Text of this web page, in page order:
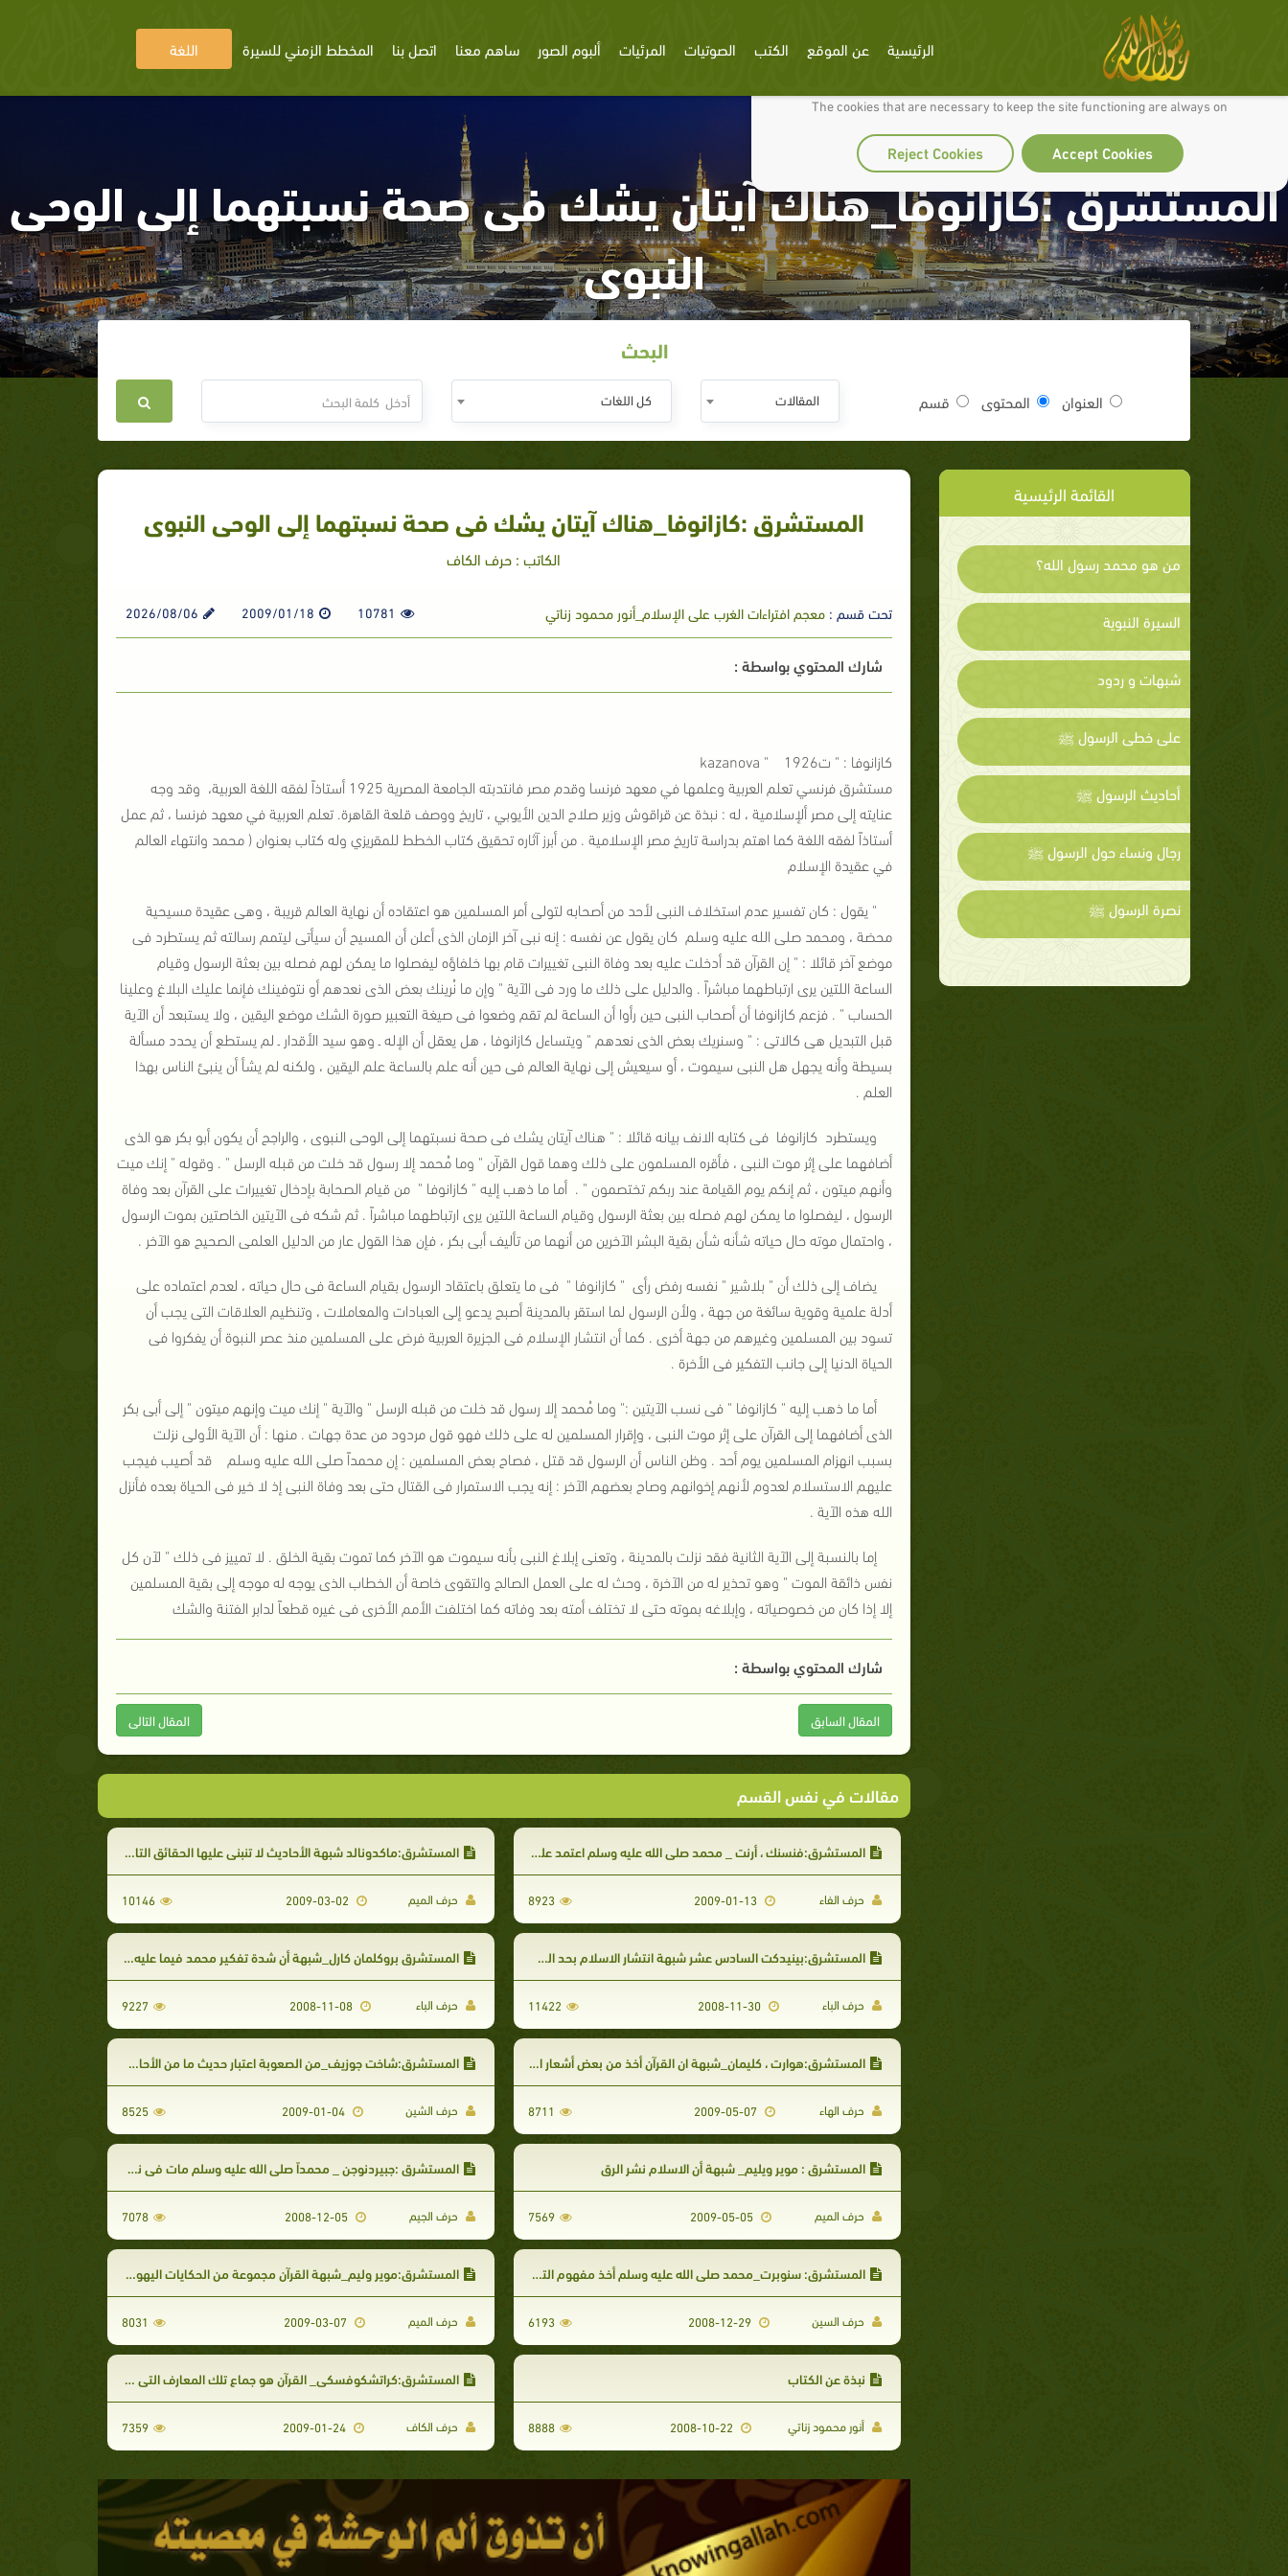
We use cookies to make our site work well for you and so we can continually improve it.
The cookies that are necessary to keep the site functioning are always on
Accept Cookies
Reject Cookies
الرئيسية عن الموقع الكتب الصوتيات المرئيات ألبوم الصور ساهم معنا اتصل بنا المخطط الزمني للسيرة اللغة
المستشرق :كازانوفا_هناك آيتان يشك فى صحة نسبتهما إلى الوحى
النبوى
البحث
العنوان المحتوى قسم المقالات كل اللغات
القائمة الرئيسية
من هو محمد رسول الله؟
السيرة النبوية
شبهات و ردود
على خطى الرسول ﷺ
أحاديث الرسول ﷺ
رجال ونساء حول الرسول ﷺ
نصرة الرسول ﷺ
المستشرق :كازانوفا_هناك آيتان يشك فى صحة نسبتهما إلى الوحى النبوى
الكاتب : حرف الكاف
تحت قسم :معجم افتراءات الغرب على الإسلام_أنور محمود زناتي 10781
2009/01/18
2026/08/06
شارك المحتوي بواسطة :
كازانوفا : " ت1926 " kazanova
مستشرق فرنسي تعلم العربية وعلمها في معهد فرنسا وقدم مصر فانتدبته الجامعة المصرية 1925 أستاذاً لفقه اللغة العربية، وقد وجه
عنايته إلى مصر ألإسلامية ، له : نبذة عن قراقوش وزير صلاح الدين الأيوبي ، تاريخ ووصف قلعة القاهرة. تعلم العربية في معهد فرنسا ، ثم عمل
أستاذاً لفقه اللغة كما اهتم بدراسة تاريخ مصر الإسلامية . من أبرز آثاره تحقيق كتاب الخطط للمقريزي وله كتاب بعنوان ( محمد وانتهاء العالم
في عقيدة الإسلام
" يقول : كان تفسير عدم استخلاف النبى لأحد من أصحابه لتولى أمر المسلمين هو اعتقاده أن نهاية العالم قريبة ، وهى عقيدة مسيحية
محضة ، ومحمد صلى الله عليه وسلم كان يقول عن نفسه : إنه نبى آخر الزمان الذى أعلن أن المسيح أن سيأتى ليتمم رسالته ثم يستطرد فى
موضع آخر قائلا : " إن القرآن قد أدخلت عليه بعد وفاة النبى تغييرات قام بها خلفاؤه ليفصلوا ما يمكن لهم فصله بين بعثة الرسول وقيام
الساعة اللتين يرى ارتباطهما مباشراً . والدليل على ذلك ما ورد فى الآية " وإن ما نُرينك بعض الذى نعدهم أو نتوفينك فإنما عليك البلاغ وعلينا
الحساب " . فزعم كازانوفا أن أصحاب النبى حين رأوا أن الساعة لم تقم وضعوا فى صيغة التعبير صورة الشك موضع اليقين ، ولا يستبعد أن الآية
قبل التبديل هى كالاتى : " وسنريك بعض الذى نعدهم " ويتساءل كازانوفا ، هل يعقل أن الإله ـ وهو سيد الأقدار ـ لم يستطع أن يحدد مسألة
بسيطة وأنه يجهل هل النبى سيموت ، أو سيعيش إلى نهاية العالم فى حين أنه علم بالساعة علم اليقين ، ولكنه لم يشأ أن ينبئ الناس بهذا
العلم .
ويستطرد كازانوفا فى كتابه الانف بيانه قائلا : " هناك آيتان يشك فى صحة نسبتهما إلى الوحى النبوى ، والراجح أن يكون أبو بكر هو الذى
أضافهما على إثر موت النبى ، فأقره المسلمون على ذلك وهما قول القرآن " وما مُحمد إلا رسول قد خلت من قبله الرسل " . وقوله " إنك ميت
وأنهم ميتون ، ثم إنكم يوم القيامة عند ربكم تختصمون " .أما ما ذهب إليه " كازانوفا " من قيام الصحابة بإدخال تغييرات على القرآن بعد وفاة
الرسول ، ليفصلوا ما يمكن لهم فصله بين بعثة الرسول وقيام الساعة اللتين يرى ارتباطهما مباشراً . ثم شكه فى الآيتين الخاصتين بموت الرسول
، واحتمال موته حال حياته شأنه شأن بقية البشر الآخرين من أنهما من تأليف أبى بكر ، فإن هذا القول عار من الدليل العلمى الصحيح هو الآخر .
يضاف إلى ذلك أن " بلاشير " نفسه رفض رأى " كازانوفا " فى ما يتعلق باعتقاد الرسول بقيام الساعة فى حال حياته ، لعدم اعتماده على
أدلة علمية وقوية سائغة من جهة ، ولأن الرسول لما استقر بالمدينة أصبح يدعو إلى العبادات والمعاملات ، وتنظيم العلاقات التى يجب أن
تسود بين المسلمين وغيرهم من جهة أخرى . كما أن انتشار الإسلام فى الجزيرة العربية فرض على المسلمين منذ عصر النبوة أن يفكروا فى
الحياة الدنيا إلى جانب التفكير فى الأخرة .
أما ما ذهب إليه " كازانوفا " فى نسب الآيتين :" وما مُحمد إلا رسول قد خلت من قبله الرسل " والآية " إنك ميت وإنهم ميتون " إلى أبى بكر
الذى أضافهما إلى القرآن على إثر موت النبى ، وإقرار المسلمين له على ذلك فهو قول مردود من عدة جهات . منها : أن الآية الأولى نزلت
بسبب انهزام المسلمين يوم أحد . وظن الناس أن الرسول قد قتل ، فصاح بعض المسلمين : إن محمداً صلى الله عليه وسلم قد أصيب فيجب
عليهم الاستسلام لعدوم لأنهم إخوانهم وصاح بعضهم الآخر : إنه يجب الاستمرار فى القتال حتى بعد وفاة النبى إذ لا خير فى الحياة بعده فأنزل
الله هذه الآية .
إما بالنسبة إلى الآية الثانية فقد نزلت بالمدينة ، وتعنى إبلاغ النبى بأنه سيموت هو الآخر كما تموت بقية الخلق . لا تمييز فى ذلك " لآن كل
نفس ذائقة الموت " وهو تحذير له من الآخرة ، وحث له على العمل الصالح والتقوى خاصة أن الخطاب الذى يوجه له موجه إلى بقية المسلمين
إلا إذا كان من خصوصياته ، وإبلاغه بموته حتى لا تختلف أمته بعد وفاته كما اختلفت الأمم الأخرى فى غيره قطعاً لدابر الفتنة والشك
شارك المحتوي بواسطة :
المقال السابق المقال التالى
مقالات في نفس القسم
المستشرق:فنسنك ، أرنت _ محمد صلى الله عليه وسلم اعتمد على اليهود في مكّة
حرف الفاء 2009-01-13
8923
المستشرق:ماكدونالد شبهة الأحاديث لا تنبني عليها الحقائق التاريخية وإنها سجل مضطرب
حرف الميم 10146
المستشرق:بينيدكت السادس عشر شبهة انتشار الاسلام بحد السيف
حرف الباء 2008-11-30
11422
المستشرق بروكلمان كارل_شبهة أن شدة تفكير محمد فيما عليه قومه من شرك خلق في ذهنه فكرة دين جديد
حرف الباء 9227
المستشرق:هوارت ، كليمان_شبهة ان القرآن أخذ من بعض أشعار امئ القيس
حرف الهاء 8711
المستشرق:شاخت جوزيف_من الصعوبة اعتبار حديث ما من الأحاديث الفقهية صحيح بالنسبة إلى النبي
حرف الشين 8525
المستشرق : موير ويليم_ شبهة أن الاسلام نشر الرق
حرف الميم 7569
المستشرق :جبيردنوجن _ محمداً صلى الله عليه وسلم مات في نوبة سكر بين
حرف الجيم 7078
المستشرق: سنوبرت_محمد صلى الله عليه وسلم أخذ مفهوم التوحيد من التوراة
حرف السين 2008-12-29
6193
المستشرق:موير وليم_شبهة القرآن مجموعة من الحكايات اليهودية والمسيحية مسروقة من التوراة
حرف الميم 8031
نبذة عن الكتاب
أنور محمود زناتي 8888
المستشرق:كراتشكوفسكي_ القرآن هو جماع تلك المعارف التي حصل عليها محمد عن طريق السماع
حرف الكاف 2009-01-24
7359